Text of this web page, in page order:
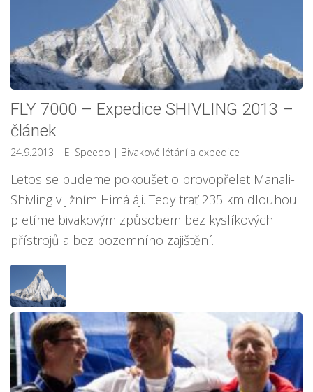
FLY 7000 – Expedice SHIVLING 2013 –
článek
24.9.2013 | El Speedo | Bivakové létání a expedice
Letos se budeme pokoušet o provopřelet Manali-
Shivling v jižním Himáláji. Tedy trať 235 km dlouhou
pletíme bivakovým způsobem bez kyslíkových
přístrojů a bez pozemního zajištění.